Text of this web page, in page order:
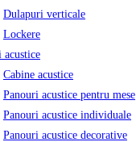
Dulapuri verticale
Lockere
acustice
Cabine acustice
Panouri acustice pentru mese
Panouri acustice individuale
Panouri acustice decorative